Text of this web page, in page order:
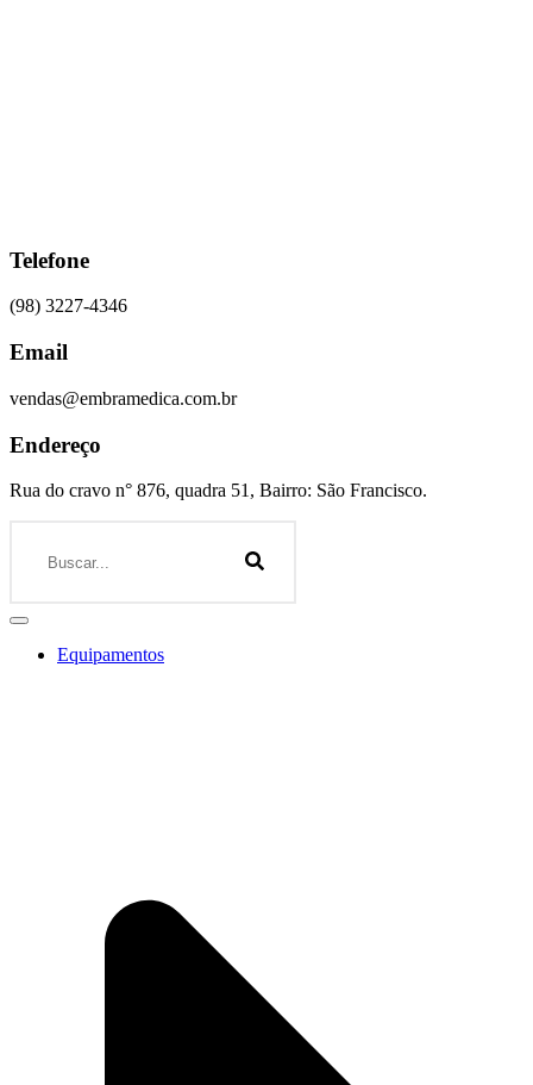
Telefone
(98) 3227-4346
Email
vendas@embramedica.com.br
Endereço
Rua do cravo n° 876, quadra 51, Bairro: São Francisco.
Equipamentos